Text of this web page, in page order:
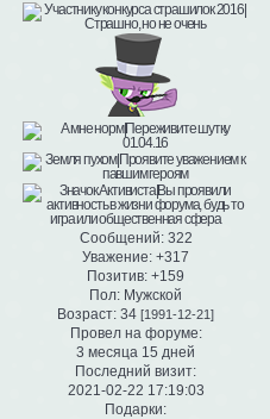
Сообщений:322
Уважение: +317
Позитив: +159
Пол: Мужской
Возраст: 34 [1991-12-21]
Провел на форуме:
3 месяца 15 дней
Последний визит:
2021-02-22 17:19:03
Подарки: